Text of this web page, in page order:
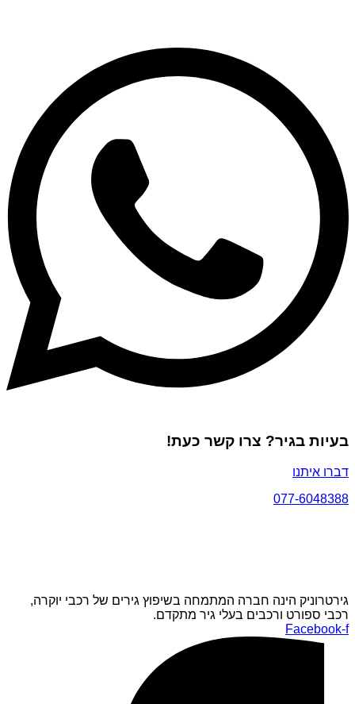
בעיות בגיר? צרו קשר כעת!
דברו איתנו
077-6048388
גירטרוניק הינה חברה המתמחה בשיפוץ גירים של רכבי יוקרה,
רכבי ספורט ורכבים בעלי גיר מתקדם.
Facebook-f